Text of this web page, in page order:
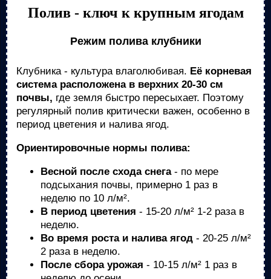
Полив - ключ к крупным ягодам
Режим полива клубники
Клубника - культура влаголюбивая. Её корневая
система расположена в верхних 20-30 см
почвы, где земля быстро пересыхает. Поэтому
регулярный полив критически важен, особенно в
период цветения и налива ягод.
Ориентировочные нормы полива:
Весной после схода снега- по мере
подсыхания почвы, примерно 1 раз в
неделю по 10 л/м².
В период цветения - 15-20 л/м² 1-2 раза в
неделю.
Во время роста и налива ягод - 20-25 л/м²
2 раза в неделю.
После сбора урожая - 10-15 л/м² 1 раз в